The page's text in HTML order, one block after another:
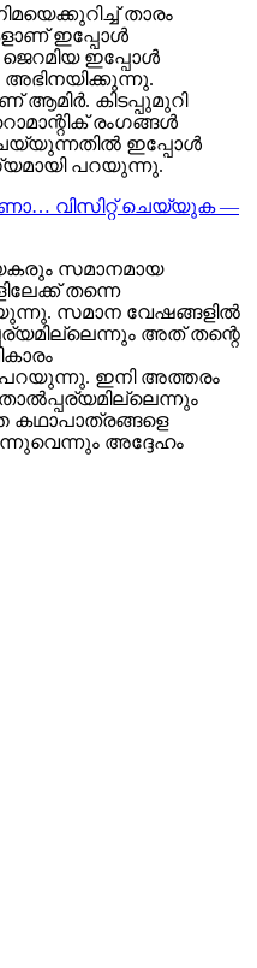
താരം
ഇപ്പോൾ
ഇപ്പോൾ
അഭിനയിക്കുന്നു.
കിടപ്പുമുറി
രംഗങ്ങൾ
ഇപ്പോൾ
പറയുന്നു.
വിസിറ്റ് ചെയ്യുക —
സമാനമായ
തന്നെ
സമാന വേഷങ്ങളിൽ
അത് തന്റെ
പറയുന്നു. ഇനി അത്തരം
കഥാപാത്രങ്ങളെ
അദ്ദേഹം